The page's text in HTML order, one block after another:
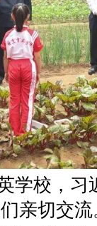
学校，习
亲切交流